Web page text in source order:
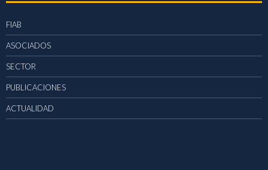
FIAB
ASOCIADOS
SECTOR
PUBLICACIONES
ACTUALIDAD